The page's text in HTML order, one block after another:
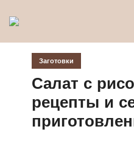
Заготовки
Салат с
рецепты и